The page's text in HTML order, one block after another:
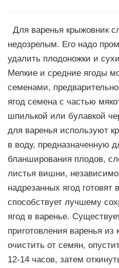
Для варенья крыжовник
недозрелым. Его надо
удалить плодоножки и
Мелкие и средние ягоды
семенами,
ягод семена с частью
шпилькой или булавкой
для варенья используют
в воду, предназначенную
бланширования плодов,
листья вишни,
надрезанных ягод готовят
способствует лучшему
ягод в варенье.
приготовления варенья
очистить от семян,
12-14 часов, затем